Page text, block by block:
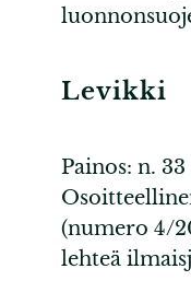
Levikki
Painos: n.
(numero 4/
lehteä